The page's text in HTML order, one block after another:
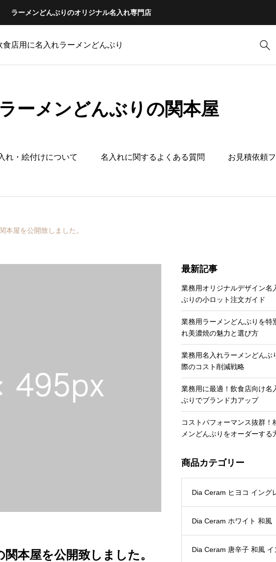
ラーメンどんぶりのオリジナル名入れ専門店
店用に名入れラーメンどんぶり
ーメンどんぶりの関本屋
れ・絵付けについて 名入れに関するよくある質問 お見積依頼
本屋を公開致しました。
本屋を公開致しました。
最新記事
業務用オリジナルデザイン名
ぶりの小ロット注文ガイド
業務用ラーメンどんぶりを特
れ美濃焼の魅力と選び方
業務用名入れラーメンどんぶ
際のコスト削減戦略
業務用に最適！飲食店向け名
ぶりでブランド力アップ
コストパフォーマンス抜群！
メンどんぶりをオーダーする
商品カテゴリー
Dia Ceram ヒヨコ イング
Dia Ceram ホワイト 和風
Dia Ceram 唐辛子 和風 イ